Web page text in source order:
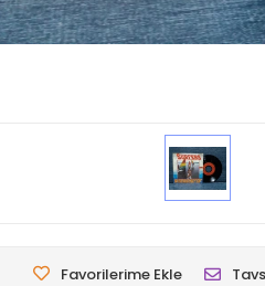
Favorilerime Ekle